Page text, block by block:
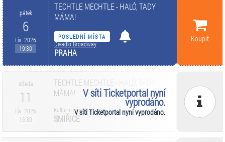
pátek
6
Lis. 2026
19:30
TECHTLE MECHTLE - HALÓ, TADY
MÁMA!
POSLEDNÍ MÍSTA
Divadlo Broadway
PRAHA
Koupit
středa
11
Lis. 2026
16:30
V síti Ticketportal nyní
vyprodáno.
V síti Ticketportal nyní vyprodáno.
TECHTLE MECHTLE - HALÓ, TADY
MÁMA!
Kulturní dům Dvorana
SMIŘICE